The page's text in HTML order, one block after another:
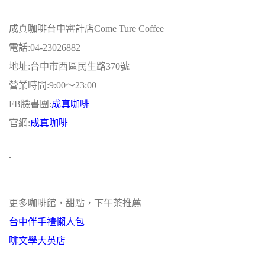
成真咖啡台中審計店Come Ture Coffee
電話:04-23026882
地址:台中市西區民生路370號
營業時間:9:00～23:00
FB臉書團:成真咖啡
官網:成真咖啡
更多咖啡館，甜點，下午茶推薦
台中伴手禮懶人包
啡文學大英店